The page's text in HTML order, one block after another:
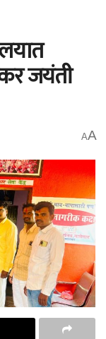
जयंती
AA